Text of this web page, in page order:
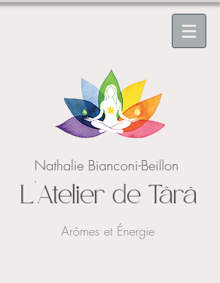
Nathalie Bianconi-Beillon
L'Atelier de Târâ
Arômes et Énergie